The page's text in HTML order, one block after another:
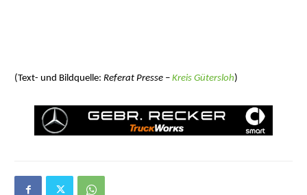
(Text- und Bildquelle: Referat Presse –Kreis Gütersloh)